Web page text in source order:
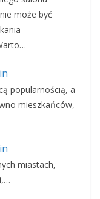
może być
popularnością, a
mieszkańców,
miastach,